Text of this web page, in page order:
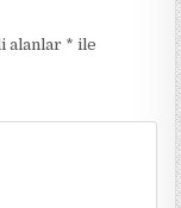
alanlar * ile